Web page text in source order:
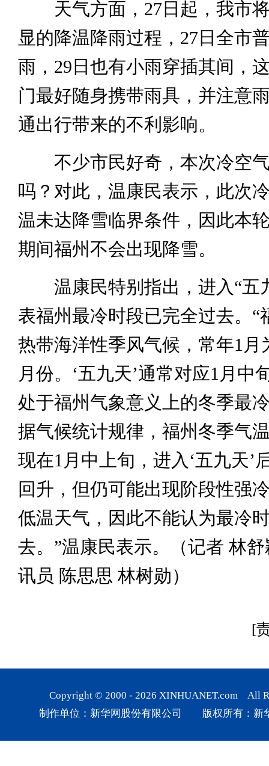
天气方面，27日起，我市将
显的降温降雨过程，27日全市
雨，29日也有小雨穿插其间，
门最好随身携带雨具，并注意
通出行带来的不利影响。
不少市民好奇，本次冷空气
吗？对此，温康民表示，此次
温未达降雪临界条件，因此本
期间福州不会出现降雪。
温康民特别指出，进入“五
表福州最冷时段已完全过去。“
热带海洋性季风气候，常年1月
月份。‘五九天’通常对应1月中
处于福州气象意义上的冬季最
据气候统计规律，福州冬季气
现在1月中上旬，进入‘五九天’
回升，但仍可能出现阶段性强
低温天气，因此不能认为最冷
去。”温康民表示。（记者 林
讯员 陈思思 林树勋）
[
Copyright © 2000 - 2026 XINHUANET.com All
制作单位：新华网股份有限公司 版权所有：新